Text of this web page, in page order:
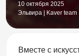
10 октября 2025
Эльвира | Kaver team
Вместе с